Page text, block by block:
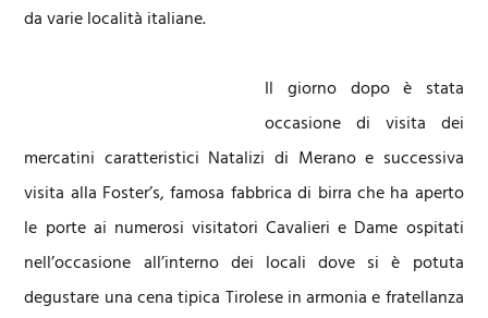
da varie località italiane.
Il giorno dopo è stata
occasione di visita dei
mercatini caratteristici Natalizi di Merano e successiva
visita alla Foster’s, famosa fabbrica di birra che ha aperto
le porte ai numerosi visitatori Cavalieri e Dame ospitati
nell’occasione all’interno dei locali dove si è potuta
degustare una cena tipica Tirolese in armonia e fratellanza